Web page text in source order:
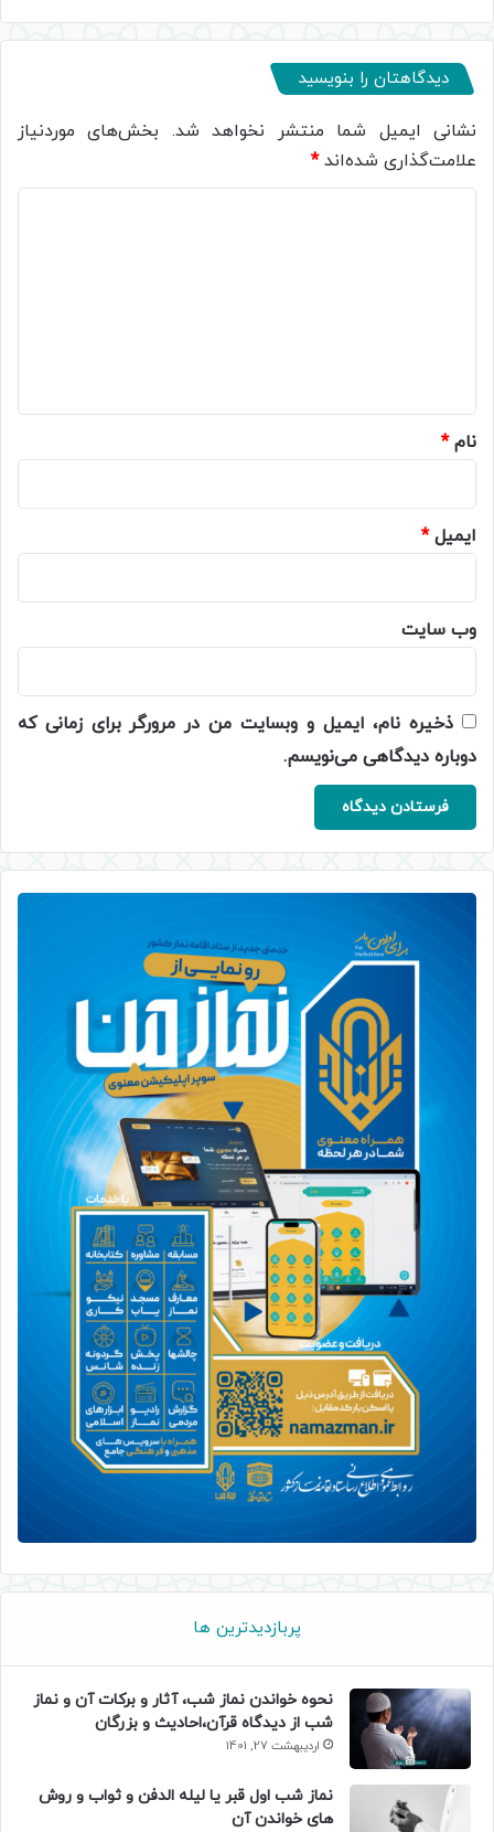
دیدگاهتان را بنویسید
نشانی ایمیل شما منتشر نخواهد شد. بخش‌های موردنیاز
علامت‌گذاری شده‌اند*
نام*
ایمیل*
وب‌ سایت
ذخیره نام، ایمیل و وبسایت من در مرورگر برای زمانی که
دوباره دیدگاهی می‌نویسم.
پربازدیدترین ها
نحوه خواندن نماز شب، آثار و برکات آن و نماز
شب از دیدگاه قرآن،احادیث و بزرگان
اردیبهشت 27, 1401
نماز شب اول قبر یا لیله الدفن و ثواب و روش
های خواندن آن